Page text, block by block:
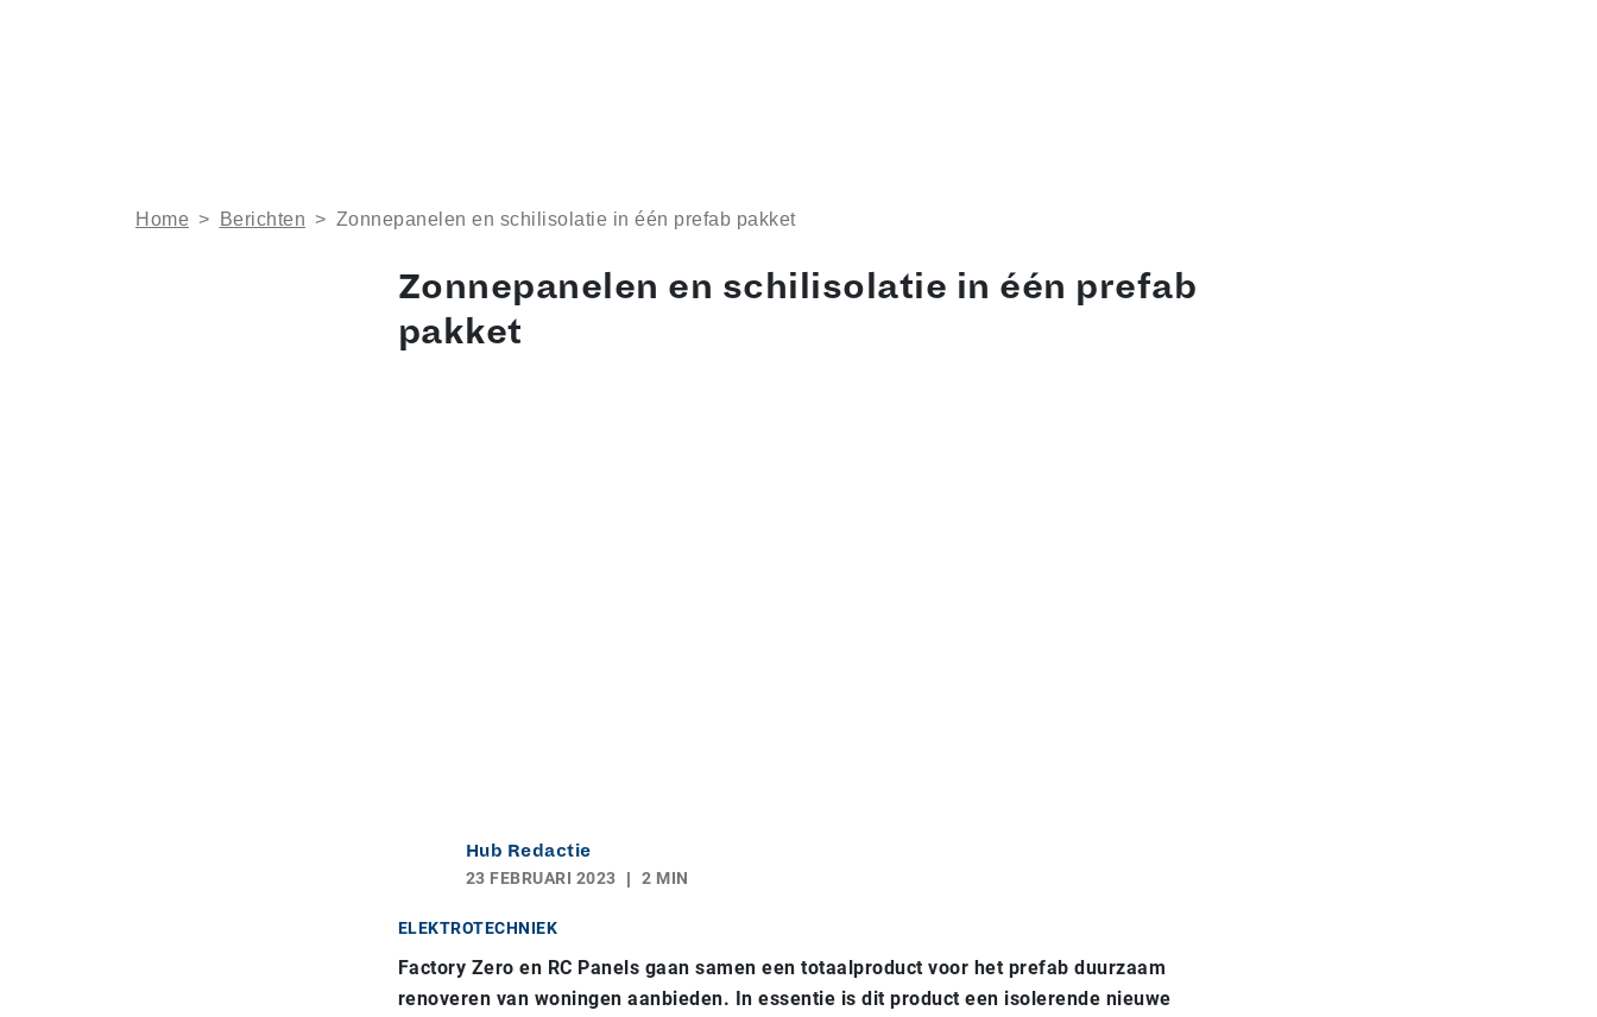
Home > Berichten > Zonnepanelen en schilisolatie in één prefab pakket
Zonnepanelen en schilisolatie in één prefab
pakket
Hub Redactie
23 FEBRUARI 2023
2 MIN
ELEKTROTECHNIEK
Factory Zero en RC Panels gaan samen een totaalproduct voor het prefab duurzaam
renoveren van woningen aanbieden. In essentie is dit product een isolerende nieuwe